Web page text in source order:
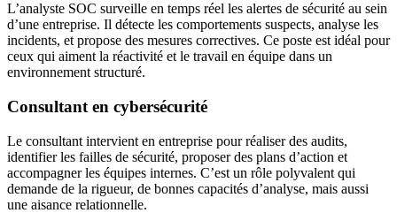
L’analyste SOC surveille en temps réel les alertes de sécurité au sein
d’une entreprise. Il détecte les comportements suspects, analyse les
incidents, et propose des mesures correctives. Ce poste est idéal pour
ceux qui aiment la réactivité et le travail en équipe dans un
environnement structuré.
Consultant en cybersécurité
Le consultant intervient en entreprise pour réaliser des audits,
identifier les failles de sécurité, proposer des plans d’action et
accompagner les équipes internes. C’est un rôle polyvalent qui
demande de la rigueur, de bonnes capacités d’analyse, mais aussi
une aisance relationnelle.